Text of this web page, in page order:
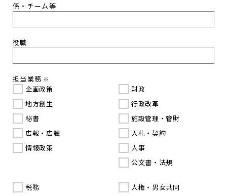
係・チーム等
役職
担当業務 ※
企画政策
地方創生
秘書
広報・広聴
情報政策
財政
行政改革
施設管理・管財
入札・契約
人事
公文書・法規
税務
人権・男女共同